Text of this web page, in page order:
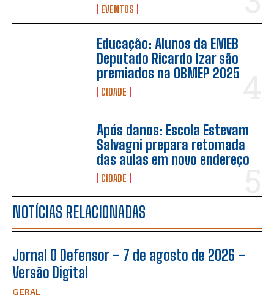
EVENTOS
Educação: Alunos da EMEB
Deputado Ricardo Izar são
premiados na OBMEP 2025
CIDADE
Após danos: Escola Estevam
Salvagni prepara retomada
das aulas em novo endereço
CIDADE
NOTÍCIAS RELACIONADAS
Jornal O Defensor – 7 de agosto de 2026 –
Versão Digital
GERAL